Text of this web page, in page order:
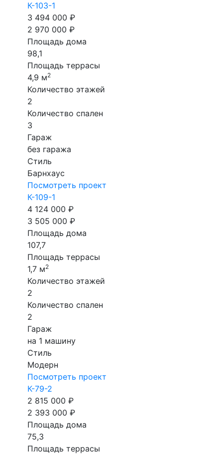
К-103-1
3 494 000 ₽
2 970 000 ₽
Площадь дома
98,1
Площадь террасы
4,9 м2
Количество этажей
2
Количество спален
3
Гараж
без гаража
Стиль
Барнхаус
Посмотреть проект
К-109-1
4 124 000 ₽
3 505 000 ₽
Площадь дома
107,7
Площадь террасы
1,7 м2
Количество этажей
2
Количество спален
2
Гараж
на 1 машину
Стиль
Модерн
Посмотреть проект
К-79-2
2 815 000 ₽
2 393 000 ₽
Площадь дома
75,3
Площадь террасы